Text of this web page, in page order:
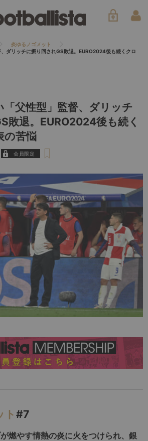
炎ゆるノゴメット
ダリッチに振り回されGS敗退。EURO2024後も続くクロ
父性型」監督、ダリッチ
敗退。EURO2024後も続く
の苦悩
ト #7
燃やす情熱の炎に火をつけられ、銀